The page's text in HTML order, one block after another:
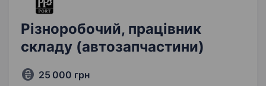
Різноробочий, працівник
складу (автозапчастини)
25 000 грн